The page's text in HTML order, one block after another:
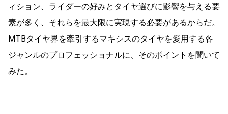
ィション、ライダーの好みとタイヤ選びに影響を与える要
素が多く、それらを最大限に実現する必要があるからだ。
MTBタイヤ界を牽引するマキシスのタイヤを愛用する各
ジャンルのプロフェッショナルに、そのポイントを聞いて
みた。